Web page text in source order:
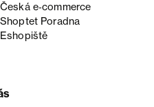
Česká e‑commerce
Shoptet Poradna
Eshopiště